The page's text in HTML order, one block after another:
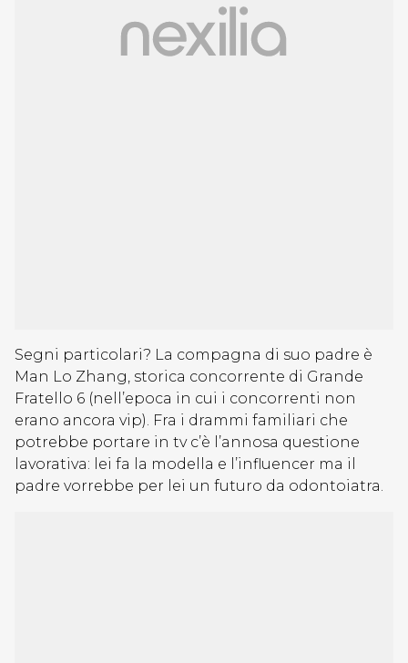
Segni particolari? La compagna di suo padre è
Man Lo Zhang, storica concorrente di Grande
Fratello 6 (nell’epoca in cui i concorrenti non
erano ancora vip). Fra i drammi familiari che
potrebbe portare in tv c’è l’annosa questione
lavorativa: lei fa la modella e l’influencer ma il
padre vorrebbe per lei un futuro da odontoiatra.